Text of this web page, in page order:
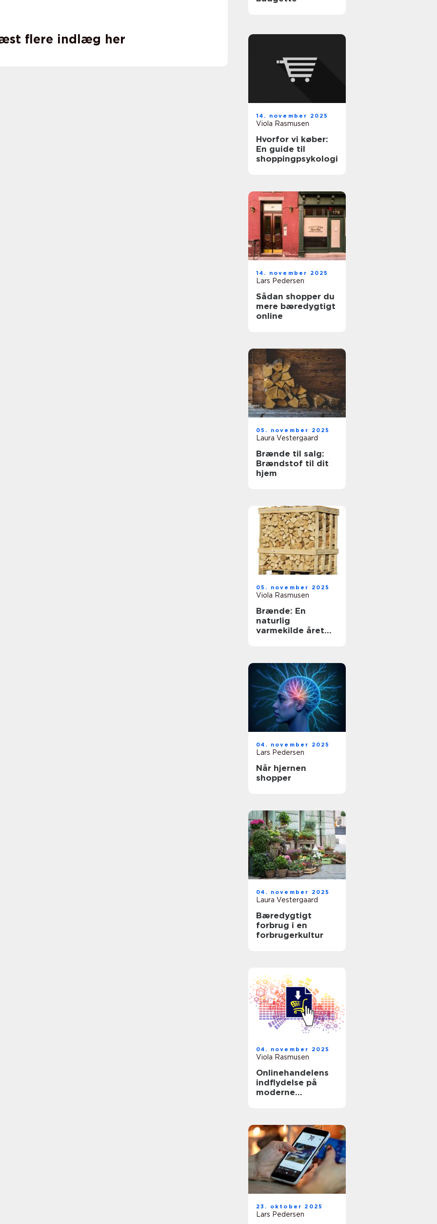
flere indlæg her
14. november 2025
Viola Rasmusen
Hvorfor vi køber:
En guide til
shoppingpsykologi
14. november 2025
Lars Pedersen
Sådan shopper du
mere bæredygtigt
online
05. november 2025
Laura Vestergaard
Brænde til salg:
Brændstof til dit
hjem
05. november 2025
Viola Rasmusen
Brænde: En
naturlig
varmekilde året
04. november 2025
Lars Pedersen
Når hjernen
shopper
04. november 2025
Laura Vestergaard
Bæredygtigt
forbrug i en
forbrugerkultur
04. november 2025
Viola Rasmusen
Onlinehandelens
indflydelse på
moderne
23. oktober 2025
Lars Pedersen